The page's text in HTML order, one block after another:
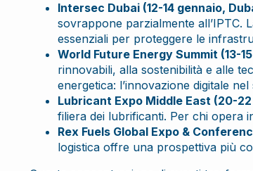
Intersec Dubai (12-14 gennaio,
sovrappone parzialmente all’IPTC.
essenziali per proteggere le
World Future Energy Summit (13-
rinnovabili, alla sostenibilità e alle
energetica: l’innovazione digitale
Lubricant Expo Middle East (20-
filiera dei lubrificanti. Per chi opera
Rex Fuels Global Expo &
logistica offre una prospettiva più